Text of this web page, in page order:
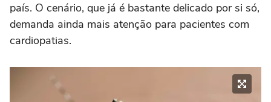
país. O cenário, que já é bastante delicado por si só,
demanda ainda mais atenção para pacientes com
cardiopatias.